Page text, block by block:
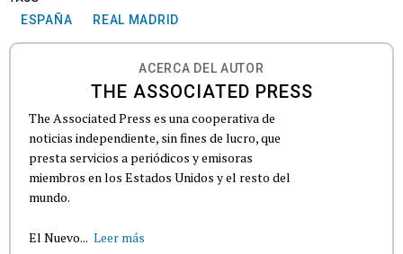
ESPAÑA REAL MADRID
ACERCA DEL AUTOR
THE ASSOCIATED PRESS
The Associated Press es una cooperativa de
noticias independiente, sin fines de lucro, que
presta servicios a periódicos y emisoras
miembros en los Estados Unidos y el resto del
mundo.
El Nuevo... Leer más